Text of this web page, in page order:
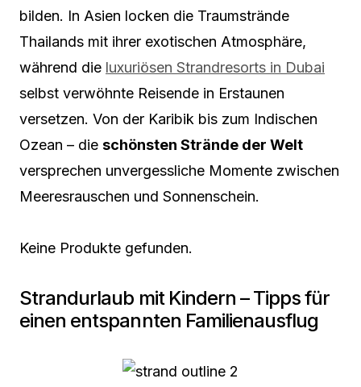
bilden. In Asien locken die Traumstrände
Thailands mit ihrer exotischen Atmosphäre,
während die luxuriösen Strandresorts in Dubai
selbst verwöhnte Reisende in Erstaunen
versetzen. Von der Karibik bis zum Indischen
Ozean – die schönsten Strände der Welt
versprechen unvergessliche Momente zwischen
Meeresrauschen und Sonnenschein.
Keine Produkte gefunden.
Strandurlaub mit Kindern – Tipps für
einen entspannten Familienausflug